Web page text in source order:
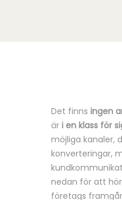
B
e
s
Det finns ingen
är i en klass för
möjliga kanaler,
konverteringar,
nedan för att
företags